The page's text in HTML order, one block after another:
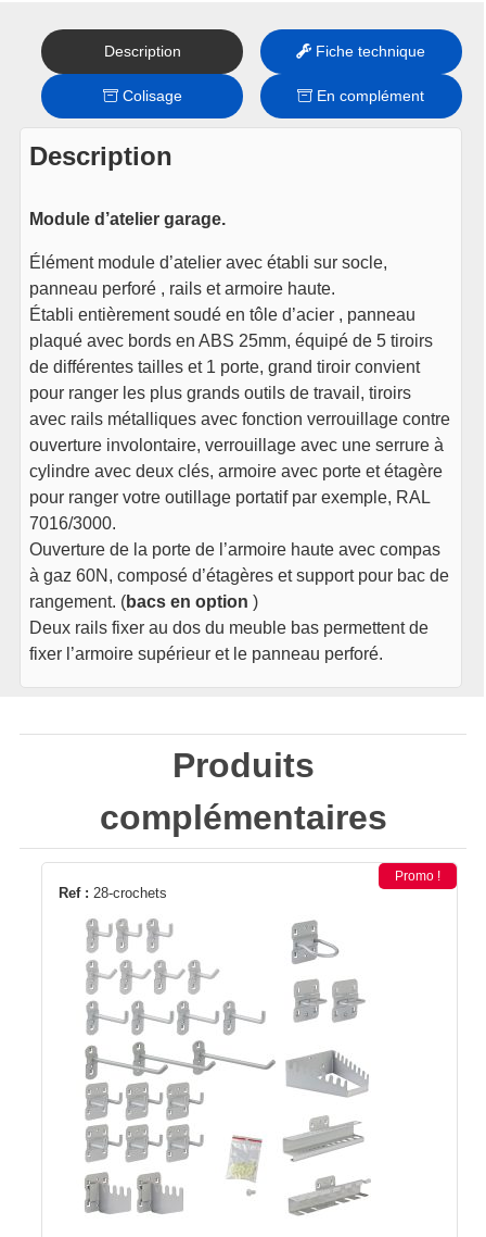
Description Fiche technique
Colisage En complément
Description
Module d’atelier garage.
Élément module d’atelier avec établi sur socle,
panneau perforé , rails et armoire haute.
Établi entièrement soudé en tôle d’acier , panneau
plaqué avec bords en ABS 25mm, équipé de 5 tiroirs
de différentes tailles et 1 porte, grand tiroir convient
pour ranger les plus grands outils de travail, tiroirs
avec rails métalliques avec fonction verrouillage contre
ouverture involontaire, verrouillage avec une serrure à
cylindre avec deux clés, armoire avec porte et étagère
pour ranger votre outillage portatif par exemple, RAL
7016/3000.
Ouverture de la porte de l’armoire haute avec compas
à gaz 60N, composé d’étagères et support pour bac de
rangement. (bacs en option )
Deux rails fixer au dos du meuble bas permettent de
fixer l’armoire supérieur et le panneau perforé.
Produits
complémentaires
Ref : 28-crochets
Promo !